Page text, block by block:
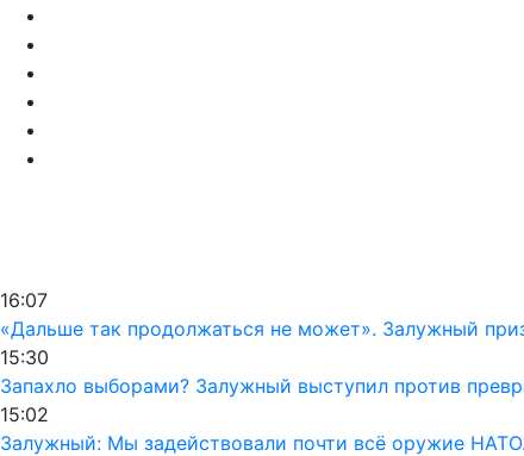
16:07
«Дальше так продолжаться не может». Залужный
15:30
Запахло выборами? Залужный выступил против
15:02
Залужный: Мы задействовали почти всё оружие